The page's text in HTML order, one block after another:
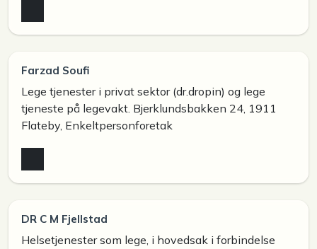
Farzad Soufi
Lege tjenester i privat sektor (dr.dropin) og lege
tjeneste på legevakt. Bjerklundsbakken 24, 1911
Flateby, Enkeltpersonforetak
DR C M Fjellstad
Helsetjenester som lege, i hovedsak i forbindelse